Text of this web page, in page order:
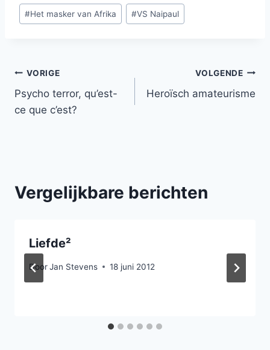
Bericht
tags:
#Het masker van Afrika #VS Naipaul
Bericht
navigatie
VORIGE
Psycho terror, qu’est-
ce que c’est?
VOLGENDE
Heroïsch amateurisme
Vergelijkbare berichten
Liefde²
DoorJan Stevens 18 juni 2012